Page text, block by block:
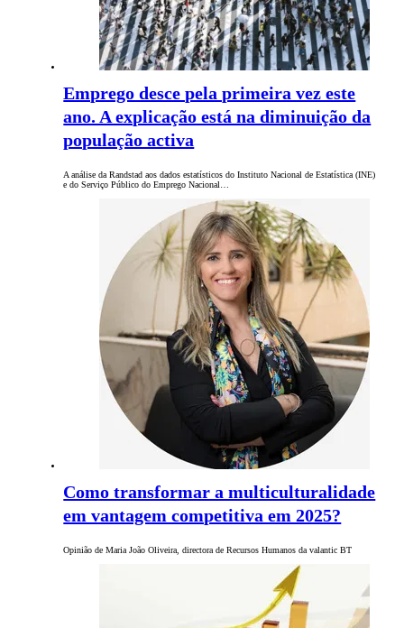
Emprego desce pela primeira vez este
ano. A explicação está na diminuição da
população activa
A análise da Randstad aos dados estatísticos do Instituto Nacional de Estatística (INE)
e do Serviço Público do Emprego Nacional…
Como transformar a multiculturalidade
em vantagem competitiva em 2025?
Opinião de Maria João Oliveira, directora de Recursos Humanos da valantic BT